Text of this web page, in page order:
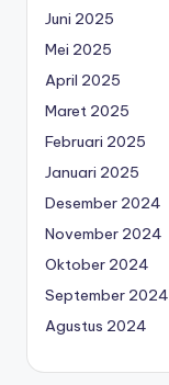
Juni 2025
Mei 2025
April 2025
Maret 2025
Februari 2025
Januari 2025
Desember 2024
November 2024
Oktober 2024
September 2024
Agustus 2024